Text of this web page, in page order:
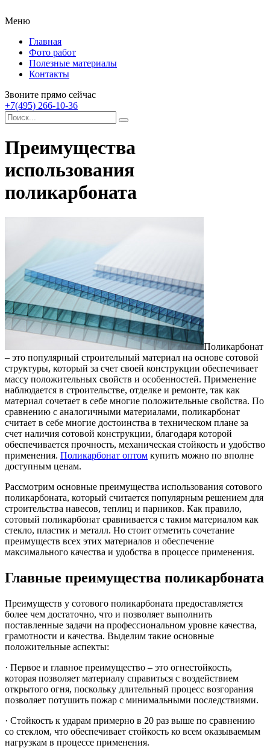
Меню
Главная
Фото работ
Полезные материалы
Контакты
Звоните прямо сейчас
+7(495) 266-10-36
Преимущества
использования
поликарбоната
Поликарбонат
– это популярный строительный материал на основе сотовой
структуры, который за счет своей конструкции обеспечивает
массу положительных свойств и особенностей. Применение
наблюдается в строительстве, отделке и ремонте, так как
материал сочетает в себе многие положительные свойства. По
сравнению с аналогичными материалами, поликарбонат
считает в себе многие достоинства в техническом плане за
счет наличия сотовой конструкции, благодаря которой
обеспечивается прочность, механическая стойкость и удобство
применения. Поликарбонат оптом купить можно по вполне
доступным ценам.
Рассмотрим основные преимущества использования сотового
поликарбоната, который считается популярным решением для
строительства навесов, теплиц и парников. Как правило,
сотовый поликарбонат сравнивается с таким материалом как
стекло, пластик и металл. Но стоит отметить сочетание
преимуществ всех этих материалов и обеспечение
максимального качества и удобства в процессе применения.
Главные преимущества поликарбоната
Преимуществ у сотового поликарбоната предоставляется
более чем достаточно, что и позволяет выполнить
поставленные задачи на профессиональном уровне качества,
грамотности и качества. Выделим такие основные
положительные аспекты:
· Первое и главное преимущество – это огнестойкость,
которая позволяет материалу справиться с воздействием
открытого огня, поскольку длительный процесс возгорания
позволяет потушить пожар с минимальными последствиями.
· Стойкость к ударам примерно в 20 раз выше по сравнению
со стеклом, что обеспечивает стойкость ко всем оказываемым
нагрузкам в процессе применения.